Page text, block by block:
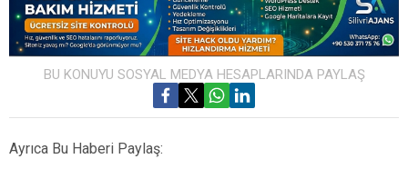
BU KONUYU SOSYAL MEDYA HESAPLARINDA PAYLAŞ
Ayrıca Bu Haberi Paylaş: